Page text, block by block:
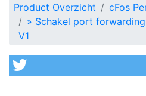
Product Overzicht
cFos
» Schakel port
V1